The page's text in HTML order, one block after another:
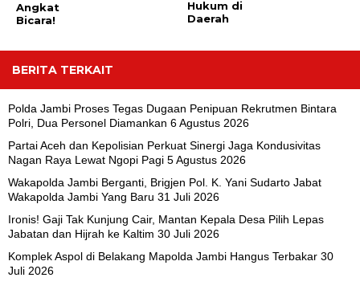
Angkat
Bicara!
Hukum di
Daerah
BERITA TERKAIT
Polda Jambi Proses Tegas Dugaan Penipuan Rekrutmen Bintara
Polri, Dua Personel Diamankan 6 Agustus 2026
Partai Aceh dan Kepolisian Perkuat Sinergi Jaga Kondusivitas
Nagan Raya Lewat Ngopi Pagi 5 Agustus 2026
Wakapolda Jambi Berganti, Brigjen Pol. K. Yani Sudarto Jabat
Wakapolda Jambi Yang Baru 31 Juli 2026
Ironis! Gaji Tak Kunjung Cair, Mantan Kepala Desa Pilih Lepas
Jabatan dan Hijrah ke Kaltim 30 Juli 2026
Komplek Aspol di Belakang Mapolda Jambi Hangus Terbakar 30
Juli 2026